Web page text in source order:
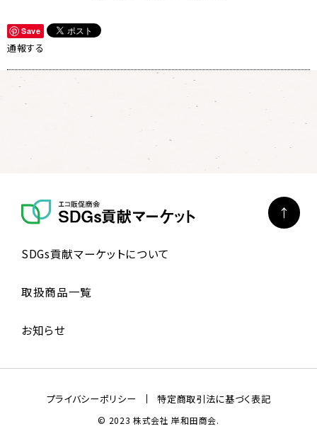
Save
通報する
SDGs貢献マーケットについて
取扱商品一覧
お知らせ
プライバシーポリシー 特定商取引法に基づく表記
© 2023 株式会社 岸和田商会.